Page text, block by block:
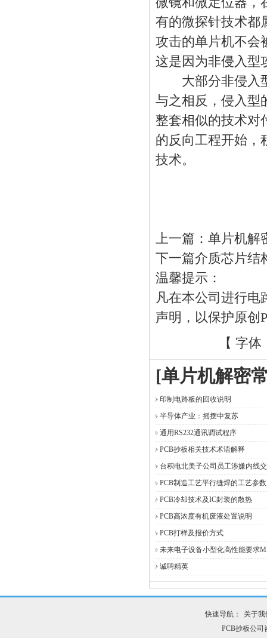
有的微探针技术都
攻击的单片机不会
这是因为非侵入型
大部分非侵入型
与之相反，侵入型
整套相似的技术对
的反向工程开始，
技术。
上一篇： 单片机解
下一篇介质芯片结
温馨提示：
凡在本公司进行电
声明，以保护原创
【 字体
[单片机解密
印制电路板的回收说明
半导体产业：摇摆中复苏
通用RS232通讯调试程序
PCB抄板相关技术术语解释
台积电北美子公司员工涉嫌内线
PCB制造工艺平行缝焊的工艺参数
PCB冷却技术及IC封装的散热
PCB高浓度有机废液处置说明
PCB打样及报价方式
未来电子设备小型化高性能要求
诚聘精英
快速导航：
关于我
PCB抄板公司